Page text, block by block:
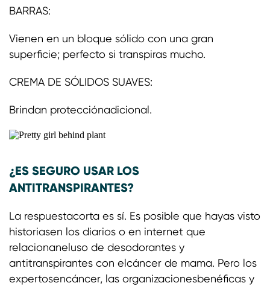
BARRAS:
Vienen en un bloque sólido con una gran
superficie; perfecto si transpiras mucho.
CREMA DE SÓLIDOS SUAVES:
Brindan protecciónadicional.
¿ES SEGURO USAR LOS
ANTITRANSPIRANTES?
La respuestacorta es sí. Es posible que hayas visto
historiasen los diarios o en internet que
relacionaneluso de desodorantes y
antitranspirantes con elcáncer de mama. Pero los
expertosencáncer, las organizacionesbenéficas y